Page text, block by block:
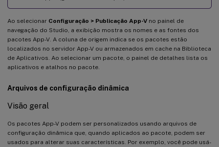
Ao selecionar Configuração > Publicação App-V no painel de
navegação do Studio, a exibição mostra os nomes e as fontes dos
pacotes App-V. A coluna de origem indica se os pacotes estão
localizados no servidor App-V ou armazenados em cache na Biblioteca
de Aplicativos. Ao selecionar um pacote, o painel de detalhes lista os
aplicativos e atalhos no pacote.
Arquivos de configuração dinâmica
Visão geral
Os pacotes App-V podem ser personalizados usando arquivos de
configuração dinâmica que, quando aplicados ao pacote, podem ser
usados para alterar suas características. Por exemplo, você pode usá-